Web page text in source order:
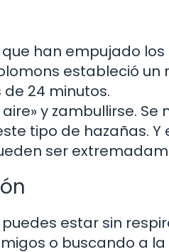
han empujado
estableció
24 minutos.
y zambullirse. Se
tipo de hazañas. Y
ser
estar sin
o buscando a